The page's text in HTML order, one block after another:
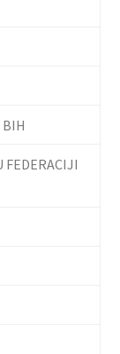
FEDERACIJI